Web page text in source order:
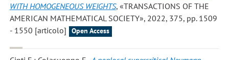
WITH HOMOGENEOUS WEIGHTS, «TRANSACTIONS OF THE
AMERICAN MATHEMATICAL SOCIETY», 2022, 375, pp. 1509
- 1550 [articolo]
Open Access